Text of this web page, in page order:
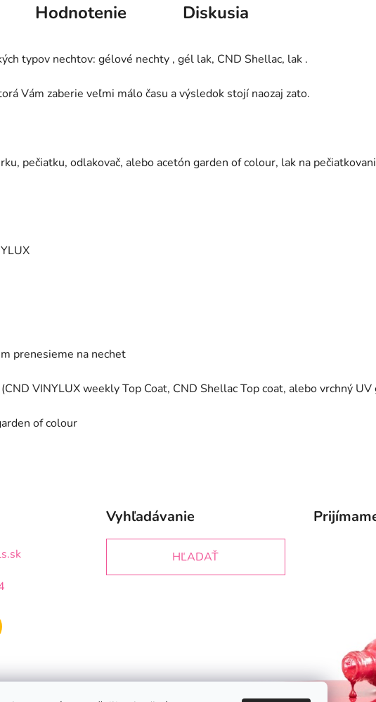
Hodnotenie Diskusia
typov nechtov: gélové nechty , gél lak, CND Shellac, lak .
Vám zaberie veľmi málo času a výsledok stojí naozaj zato.
pečiatku, odlakovač, alebo acetón garden of colour, lak na
prenesieme na nechet
VINYLUX weekly Top Coat, CND Shellac Top coat, alebo vrchný UV
of colour
Vyhľadávanie
HĽADAŤ